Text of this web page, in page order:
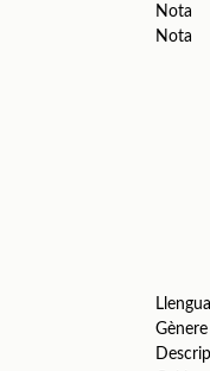
Nota
Nota
Gènere